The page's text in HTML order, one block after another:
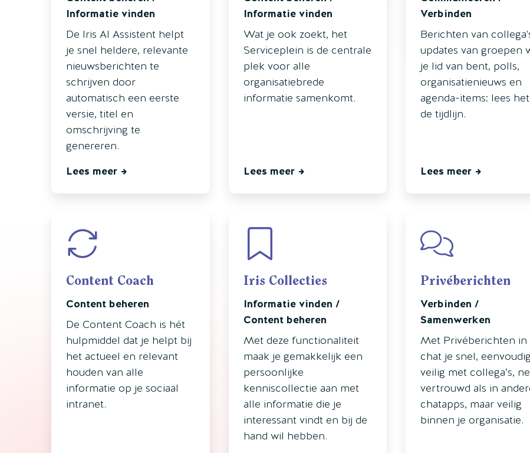
Informatie vinden
De Iris AI Assistent helpt
je snel heldere, relevante
nieuwsberichten te
schrijven door
automatisch een eerste
versie, titel en
omschrijving te
genereren.
Lees meer
Informatie vinden
Wat je ook zoekt, het
Serviceplein is de centrale
plek voor alle
organisatiebrede
informatie samenkomt.
Lees meer
Verbinden
Berichten van
updates van groepen
je lid van bent, polls,
organisatienieuws en
agenda-items: lees
de tijdlijn.
Lees meer
Content Coach
Content beheren
De Content Coach is hét
hulpmiddel dat je helpt bij
het actueel en relevant
houden van alle
informatie op je sociaal
intranet.
Iris Collecties
Informatie vinden /
Content beheren
Met deze functionaliteit
maak je gemakkelijk een
persoonlijke
kenniscollectie aan met
alle informatie die je
interessant vindt en bij de
hand wil hebben.
Privéberichten
Verbinden /
Samenwerken
Met Privéberichten in
chat je snel,
veilig met collega’s,
vertrouwd als in
chatapps, maar veilig
binnen je organisatie.